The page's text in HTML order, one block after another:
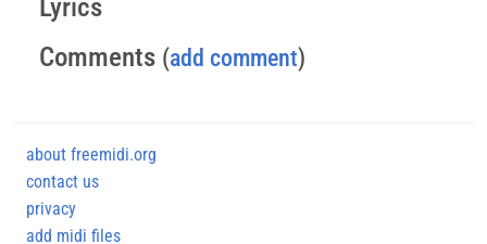
Lyrics
Comments (add comment)
about freemidi.org
contact us
privacy
add midi files